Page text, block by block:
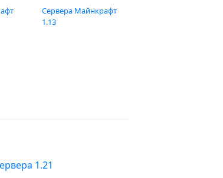
Сервера Майнкрафт
1.13
1.21